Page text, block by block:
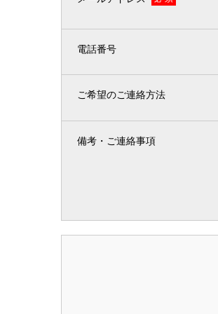
電話番号
ご希望のご連絡方法
備考・ご連絡事項